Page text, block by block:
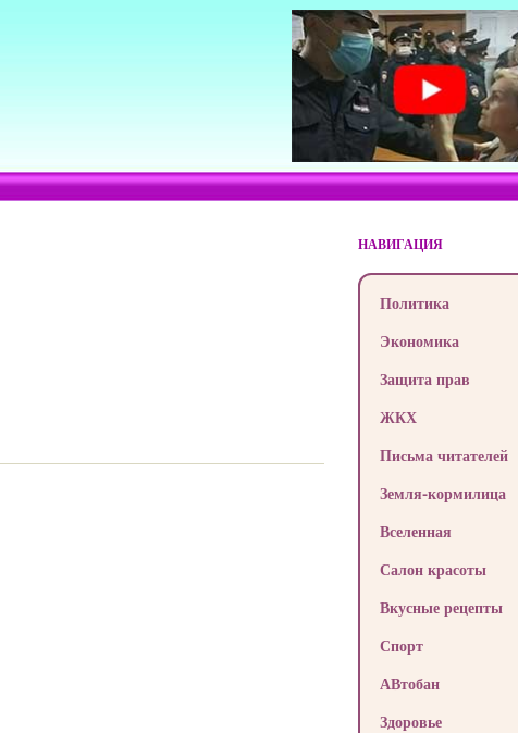
НАВИГАЦИЯ
Политика
Экономика
Защита прав
ЖКХ
Письма читателей
Земля-кормилица
Вселенная
Салон красоты
Вкусные рецепты
Спорт
АВтобан
Здоровье